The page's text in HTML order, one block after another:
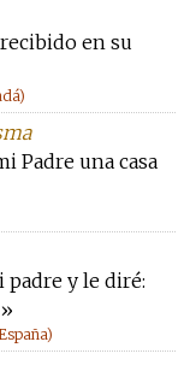
en su
Padre una casa
padre y le diré: